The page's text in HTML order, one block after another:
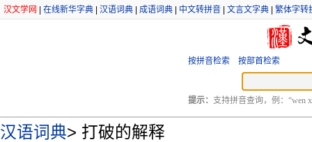
汉文学网 在线新华字典 汉语词典 成语词典 中文转拼音 文言文字典 繁体字转
按拼音检索 按部首检索
提示： 支持拼音查询，例：“wen
汉语词典> 打破的解释